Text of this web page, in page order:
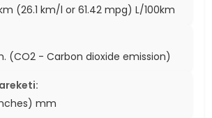
(26.1 km/l or 61.42 mpg) L/100km
(CO2 - Carbon dioxide emission)
mm